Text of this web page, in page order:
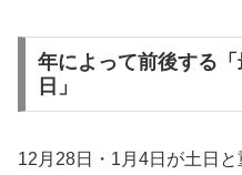
年によって前後する
日」
12月28日・1月4日が土日